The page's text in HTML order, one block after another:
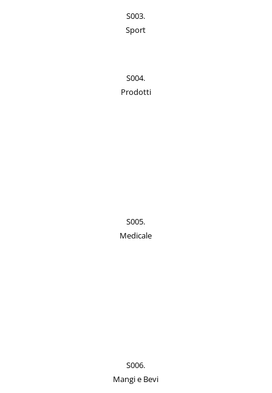
S003.
Sport
S004.
Prodotti
S005.
Medicale
S006.
Mangi e Bevi